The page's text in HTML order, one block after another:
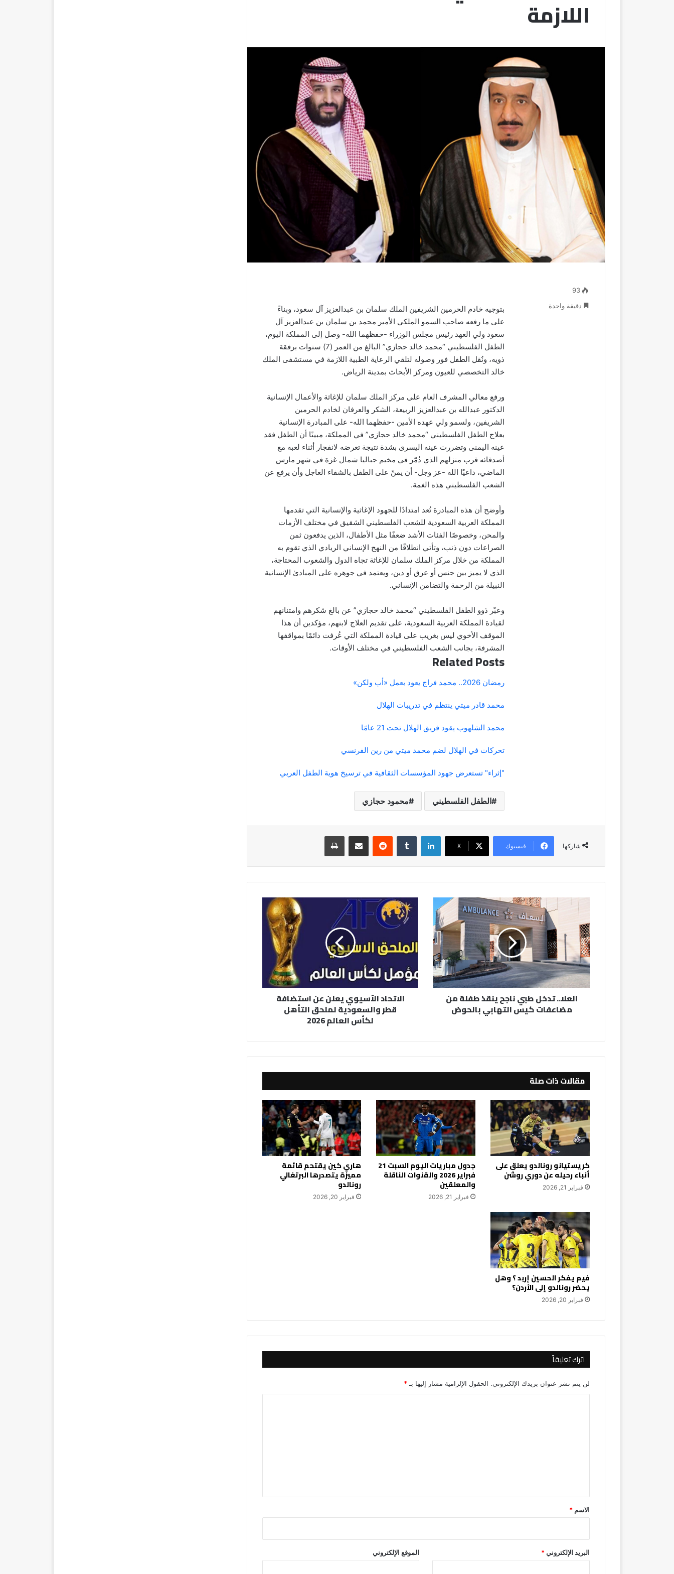
اللازمة
بتوجيه خادم الحرمين الشريفين الملك سلمان بن عبدالعزيز آل سعود، وبناءً
على ما رفعه صاحب السمو الملكي الأمير محمد بن سلمان بن عبدالعزيز آل
سعود ولي العهد رئيس مجلس الوزراء -حفظهما الله- وصل إلى المملكة اليوم،
الطفل الفلسطيني “محمد خالد حجازي” البالغ من العمر (7) سنوات برفقة
ذويه، ونُقل الطفل فور وصوله لتلقي الرعاية الطبية اللازمة في مستشفى الملك
خالد التخصصي للعيون ومركز الأبحاث بمدينة الرياض.
ورفع معالي المشرف العام على مركز الملك سلمان للإغاثة والأعمال الإنسانية
الدكتور عبدالله بن عبدالعزيز الربيعة، الشكر والعرفان لخادم الحرمين
الشريفين، ولسمو ولي عهده الأمين -حفظهما الله- على المبادرة الإنسانية
بعلاج الطفل الفلسطيني “محمد خالد حجازي” في المملكة، مبينًا أن الطفل فقد
عينه اليمنى وتضررت عينه اليسرى بشدة نتيجة تعرضه لانفجار أثناء لعبه مع
أصدقائه قرب منزلهم الذي دُمّر في مخيم جباليا شمال غزة في شهر مارس
الماضي، داعيًا الله -عز وجل- أن يمنّ على الطفل بالشفاء العاجل وأن يرفع عن
الشعب الفلسطيني هذه الغمة.
وأوضح أن هذه المبادرة تُعد امتدادًا للجهود الإغاثية والإنسانية التي تقدمها
المملكة العربية السعودية للشعب الفلسطيني الشقيق في مختلف الأزمات
والمحن، وخصوصًا الفئات الأشد ضعفًا مثل الأطفال، الذين يدفعون ثمن
الصراعات دون ذنب، وتأتي انطلاقًا من النهج الإنساني الريادي الذي تقوم به
المملكة من خلال مركز الملك سلمان للإغاثة تجاه الدول والشعوب المحتاجة،
الذي لا يميز بين جنس أو عرق أو دين، ويعتمد في جوهره على المبادئ الإنسانية
النبيلة من الرحمة والتضامن الإنساني.
وعبّر ذوو الطفل الفلسطيني “محمد خالد حجازي” عن بالغ شكرهم وامتنانهم
لقيادة المملكة العربية السعودية، على تقديم العلاج لابنهم، مؤكدين أن هذا
الموقف الأخوي ليس بغريب على قيادة المملكة التي عُرفت دائمًا بمواقفها
المشرفة، بجانب الشعب الفلسطيني في مختلف الأوقات.
Related Posts
رمضان 2026.. محمد فراج يعود بعمل «أب ولكن»
محمد قادر ميتي ينتظم في تدريبات الهلال
محمد الشلهوب يقود فريق الهلال تحت 21 عامًا
تحركات في الهلال لضم محمد ميتي من رين الفرنسي
"إثراء" تستعرض جهود المؤسسات الثقافية في ترسيخ هوية الطفل العربي
الطفل الفلسطيني محمود حجازي
93
دقيقة واحدة
شاركها فيسبوك ‫X
لينكدإن مشاركة عبر البريد طباعة
تدخل
طبي
ناجح
ينقذ
طفلة
من
مضاعفات
كيس
التهابي
بالحوض
العلا.. تدخل طبي ناجح ينقذ طفلة من
مضاعفات كيس التهابي بالحوض
الاتحاد
الآسيوي
يعلن
استضافة
قطر
والسعودية
لملحق
التأهل
لكأسالاتحاد الآسيوي يعلن عن استضافة
قطر والسعودية لملحق التأهل
لكأس العالم 2026
مقالات ذات صلة
كريستيانو رونالدو يعلق على
أنباء رحيله عن دوري روشن
فبراير 21, 2026
جدول مباريات اليوم السبت 21
فبراير 2026 والقنوات الناقلة
والمعلقين
فبراير 21, 2026
هاري كين يقتحم قائمة
مميزة يتصدرها البرتغالي
رونالدو
فبراير 20, 2026
فيم يفكر الحسين إربد ؟ وهل
يحضر رونالدو إلى الأردن؟
فبراير 20, 2026
اترك تعليقاً
لن يتم نشر عنوان بريدك الإلكتروني. الحقول الإلزامية مشار إليها بـ *
*
الاسم *
البريد الإلكتروني* الموقع الإلكتروني